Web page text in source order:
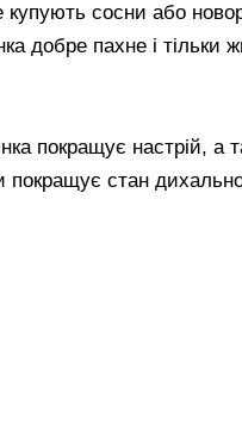
сосни або
добре пахне і тільки
покращує настрій, а
покращує стан